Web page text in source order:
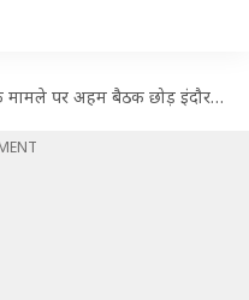
अहम बैठक छोड़ इंदौर में पोहा-जलेबी खाते दिखे गौतम गंभीर